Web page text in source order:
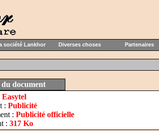
société Lankhor Diverses choses Partenaires
document
Easytel
: Publicité
: Publicité officielle
: 317 Ko